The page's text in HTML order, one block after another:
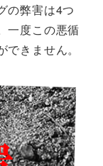
の弊害は4つ
一度この悪循
きません。